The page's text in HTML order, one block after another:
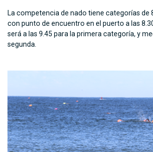
La competencia de nado tiene categorías de
con punto de encuentro en el puerto a las
será a las 9.45 para la primera categoría, y
segunda.